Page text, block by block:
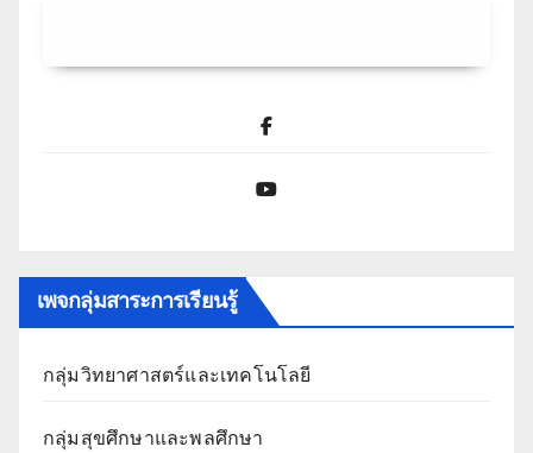
Facebook
YouTube
เพจกลุ่มสาระการเรียนรู้
กลุ่มวิทยาศาสตร์และเทคโนโลยี
กลุ่มสุขศึกษาและพลศึกษา